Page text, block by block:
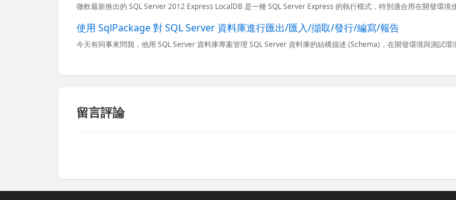
使用 SqlPackage 對 SQL Server 資料庫進行匯出/匯入/擷取/發行/編寫/報告
留言評論